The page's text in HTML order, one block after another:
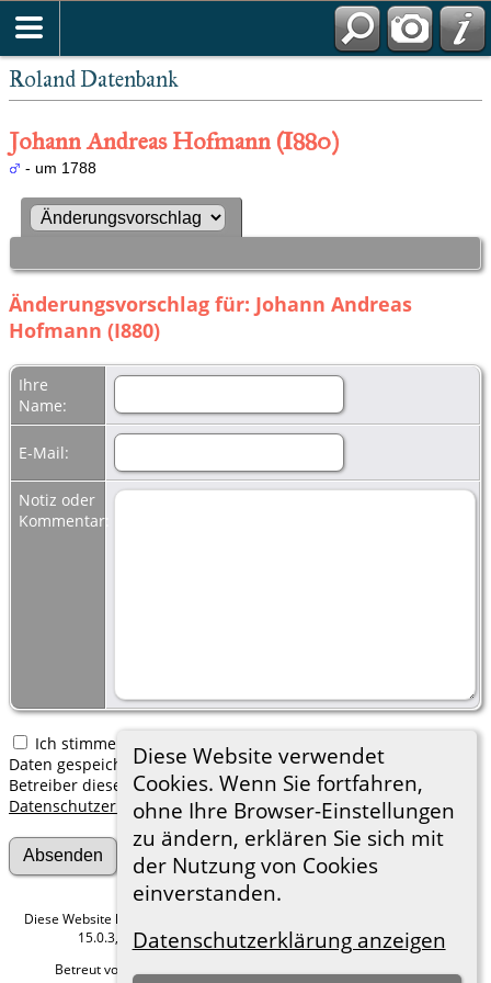
Roland Datenbank
Diese Website verwendet
Cookies. Wenn Sie fortfahren,
ohne Ihre Browser-Einstellungen
zu ändern, erklären Sie sich mit
der Nutzung von Cookies
einverstanden.
Datenschutzerklärung anzeigen
Johann Andreas Hofmann (I880)
- um 1788
Änderungsvorschlag für: Johann Andreas
Hofmann (I880)
Ihre
Name:
E-Mail:
Notiz oder
Kommentar:
Ich stimme zu, dass meine hier erfassten persönlichen
Daten gespeichert werden. Ich verstehe, dass ich jederzeit den
Betreiber dieser Website bitten kann, diese Daten zu löschen.
Datenschutzerklärung
Diese Website läuft mit
15.0.3, programmiert von Darrin Lythgoe © 2001-2026.
Betreut von